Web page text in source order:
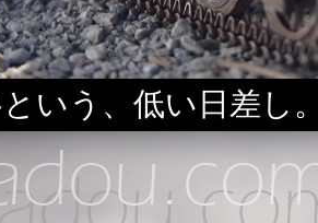
いう、低い日差し